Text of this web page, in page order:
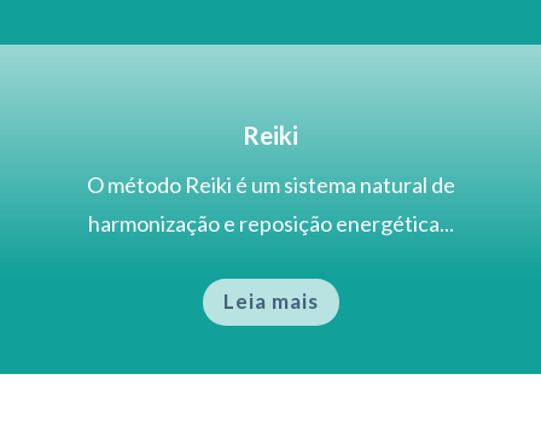
Reiki
O método Reiki é um sistema natural de
harmonização e reposição energética...
Leia mais